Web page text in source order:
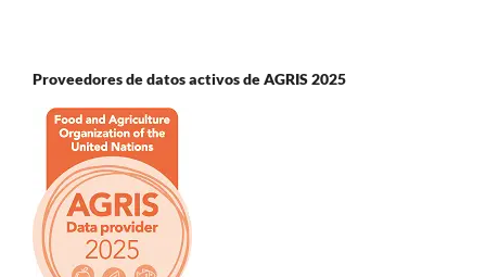
Proveedores de datos activos de AGRIS 2025